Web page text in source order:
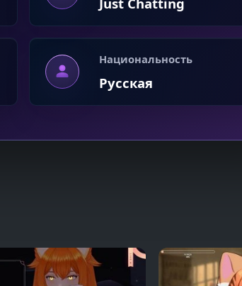
Национальность
Русская